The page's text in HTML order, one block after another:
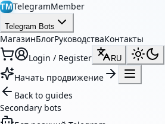
TMTelegramMember
Telegram Bots
МагазинБлогРуководстваКонтакты
Login / Register
RU
Начать продвижение
Back to guides
Secondary bots